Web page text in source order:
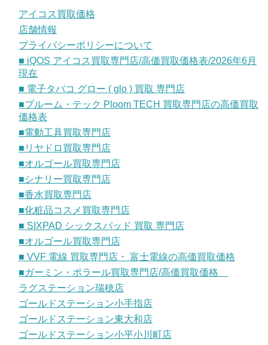
アイコス買取価格
店舗情報
プライバシーポリシーについて
■ iQOS アイコス買取専門店/高価買取価格表/2026年6月
現在
■ 電子タバコ グロー ( glo ) 買取 専門店
■プルーム・テック Ploom TECH 買取専門店の高価買取
価格表
■電動工具買取専門店
■リヤドロ買取専門店
■オルゴール買取専門店
■シナリー買取専門店
■香水買取専門店
■化粧品コスメ買取専門店
■ SIXPAD シックスパッド 買取 専門店
■オルゴール買取専門店
■ VVF 電線 買取専門店・ 富士電線の高価買取価格
■ガーミン・ポラール買取専門店/高価買取価格
ラグステーション瑞穂店
ゴールドステーション小手指店
ゴールドステーション東大和店
ゴールドステーション小平小川町店